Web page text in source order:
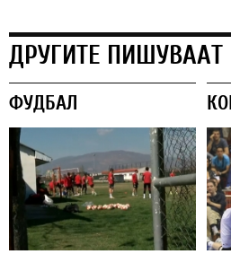
ДРУГИТЕ ПИШУВААТ
ФУДБАЛ